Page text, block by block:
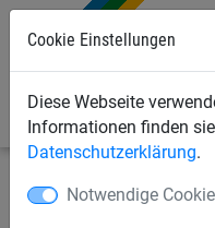
Cookie Einstellungen
Diese Webseite
Informationen finden
Datenschutzerklärung.
Notwendige
Seilspielgeräte